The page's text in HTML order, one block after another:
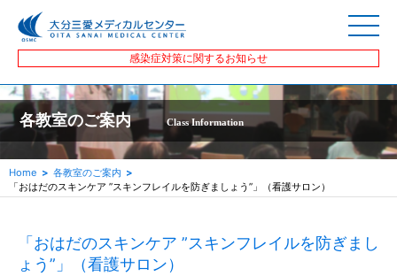
感染症対策に関するお知らせ
各教室のご案内 Class Information
Home
各教室のご案内
「おはだのスキンケア ”スキンフレイルを防ぎましょう”」（看護サロン）
「おはだのスキンケア ”スキンフレイルを防ぎまし
ょう”」（看護サロン）